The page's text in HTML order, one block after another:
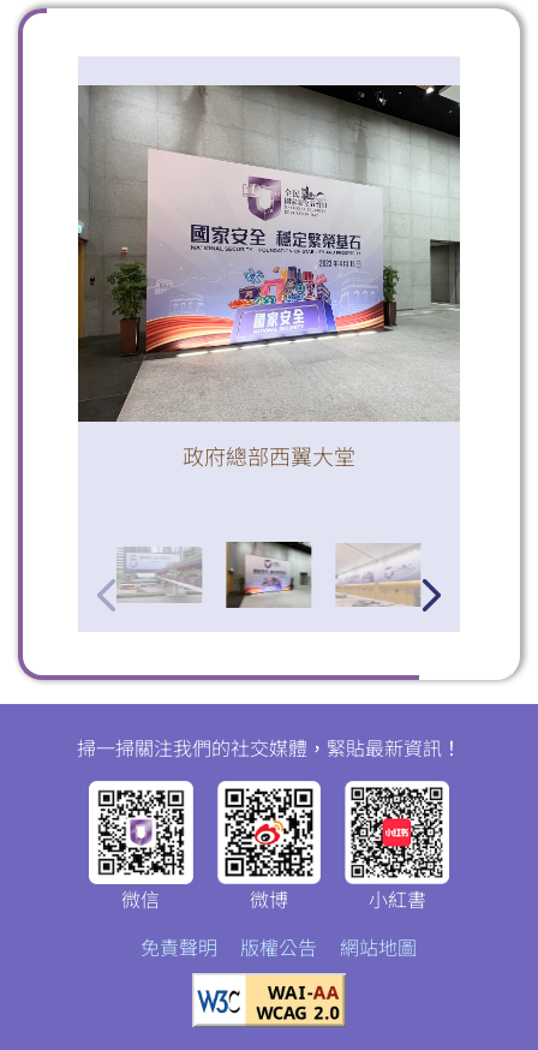
政府總部西翼大堂
免責聲明 版權公告 網站地圖
掃一掃關注我們的社交媒體，緊貼最新資訊！
微信 微博 小紅書
掃一掃關注我們的社交媒體，緊貼最新資訊！
微信 微博 小紅書